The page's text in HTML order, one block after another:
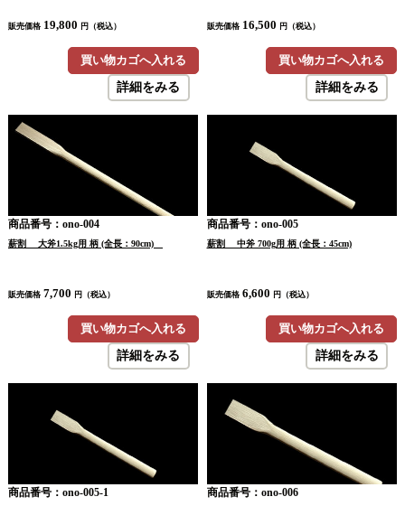
販売価格 19,800 円（税込）
買い物カゴへ入れる
詳細をみる
販売価格 16,500 円（税込）
買い物カゴへ入れる
詳細をみる
商品番号：ono-004
薪割 大斧1.5kg用 柄 (全長：90cm)
販売価格 7,700 円（税込）
買い物カゴへ入れる
詳細をみる
商品番号：ono-005
薪割 中斧 700g用 柄 (全長：45cm)
販売価格 6,600 円（税込）
買い物カゴへ入れる
詳細をみる
商品番号：ono-005-1 商品番号：ono-006